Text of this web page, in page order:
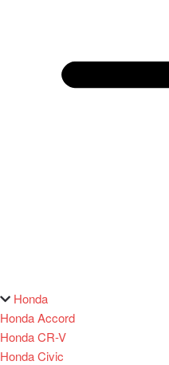
Honda
Honda Accord
Honda CR-V
Honda Civic